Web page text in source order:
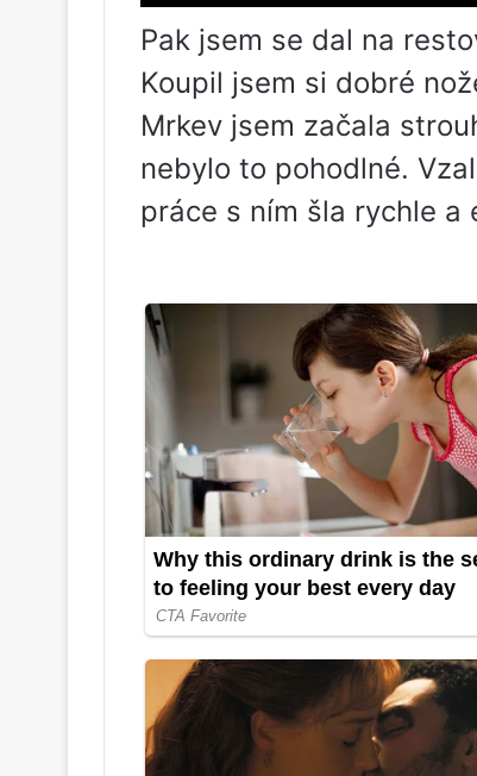
Pak jsem se dal na
Koupil jsem si dobré
Mrkev jsem začala
nebylo to pohodlné.
práce s ním šla rychle a